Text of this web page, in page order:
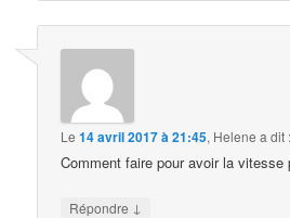
Le14 avril 2017 à 21:45, Helene a dit :
Comment faire pour avoir la vitesse
Répondre ↓